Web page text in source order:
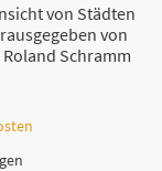
von Städten
von
Schramm